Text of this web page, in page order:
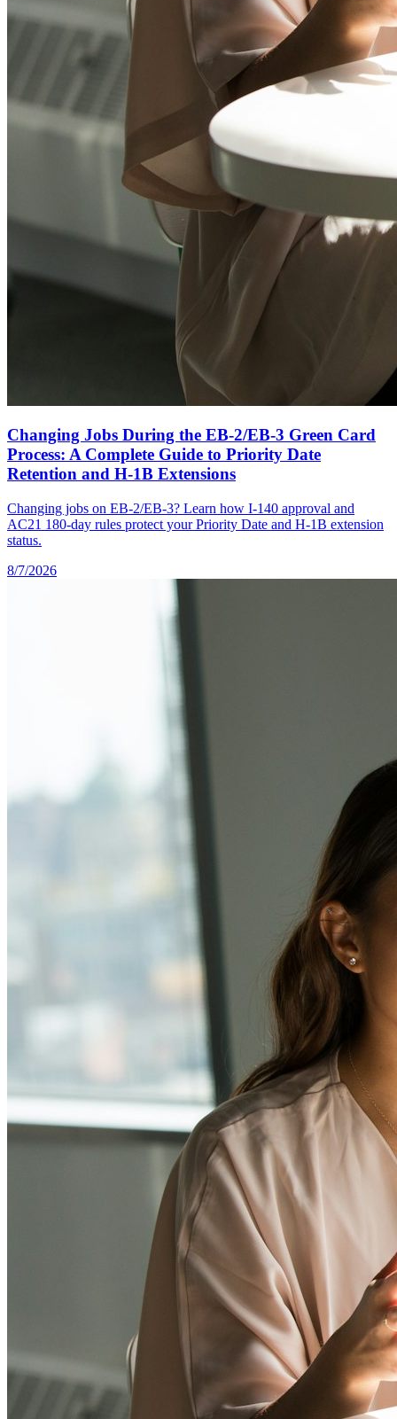
Changing Jobs During the EB-2/EB-3 Green Card
Process: A Complete Guide to Priority Date
Retention and H-1B Extensions
Changing jobs on EB-2/EB-3? Learn how I-140 approval and
AC21 180-day rules protect your Priority Date and H-1B extension
status.
8/7/2026